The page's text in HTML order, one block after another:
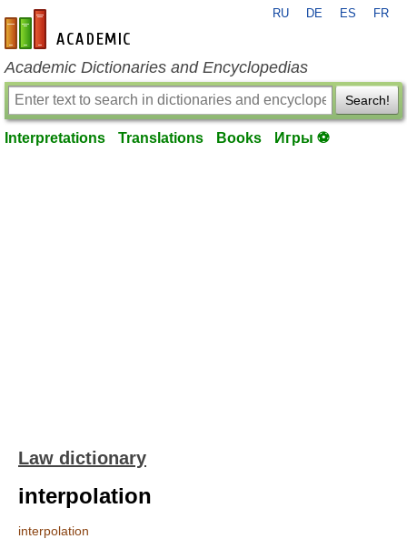
en-academic.com
RU DE ES FR
Academic Dictionaries and Encyclopedias
Search!
Interpretations Translations Books Игры ⚽
Law dictionary
interpolation
interpolation